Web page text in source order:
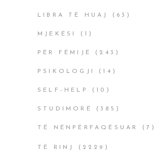
LIBRA TË HUAJ (63)
MJEKËSI (1)
PËR FËMIJË (243)
PSIKOLOGJI (14)
SELF-HELP (10)
STUDIMORË (385)
TË NËNPËRFAQËSUAR (7)
TË RINJ (2229)